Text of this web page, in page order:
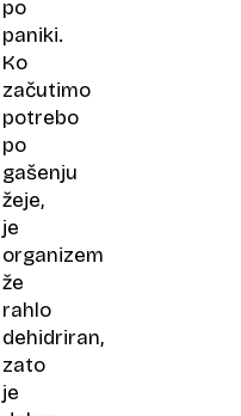
po
paniki.
Ko
začutimo
potrebo
po
gašenju
žeje,
je
organizem
že
rahlo
dehidriran,
zato
je